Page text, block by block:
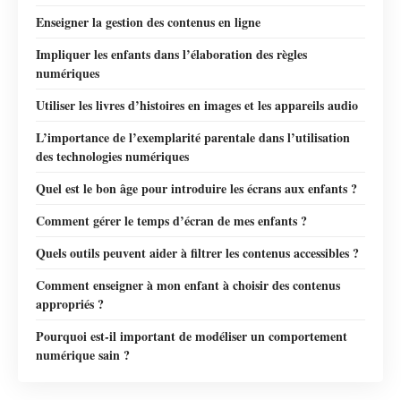
Enseigner la gestion des contenus en ligne
Impliquer les enfants dans l’élaboration des règles
numériques
Utiliser les livres d’histoires en images et les appareils audio
L’importance de l’exemplarité parentale dans l’utilisation
des technologies numériques
Quel est le bon âge pour introduire les écrans aux enfants ?
Comment gérer le temps d’écran de mes enfants ?
Quels outils peuvent aider à filtrer les contenus accessibles ?
Comment enseigner à mon enfant à choisir des contenus
appropriés ?
Pourquoi est-il important de modéliser un comportement
numérique sain ?